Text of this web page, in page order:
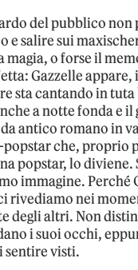
del pubblico non
e salire sui
magia, o forse il
Gazzelle
sta cantando in
a notte fonda e il
antico romano in
popstar che, proprio
popstar, lo diviene.
immagine. Perché
rivediamo nei
degli altri. Non
i suoi occhi,
sentire visti.